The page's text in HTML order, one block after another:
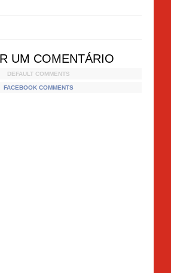
UM COMENTÁRIO
DEFAULT COMMENTS
FACEBOOK COMMENTS